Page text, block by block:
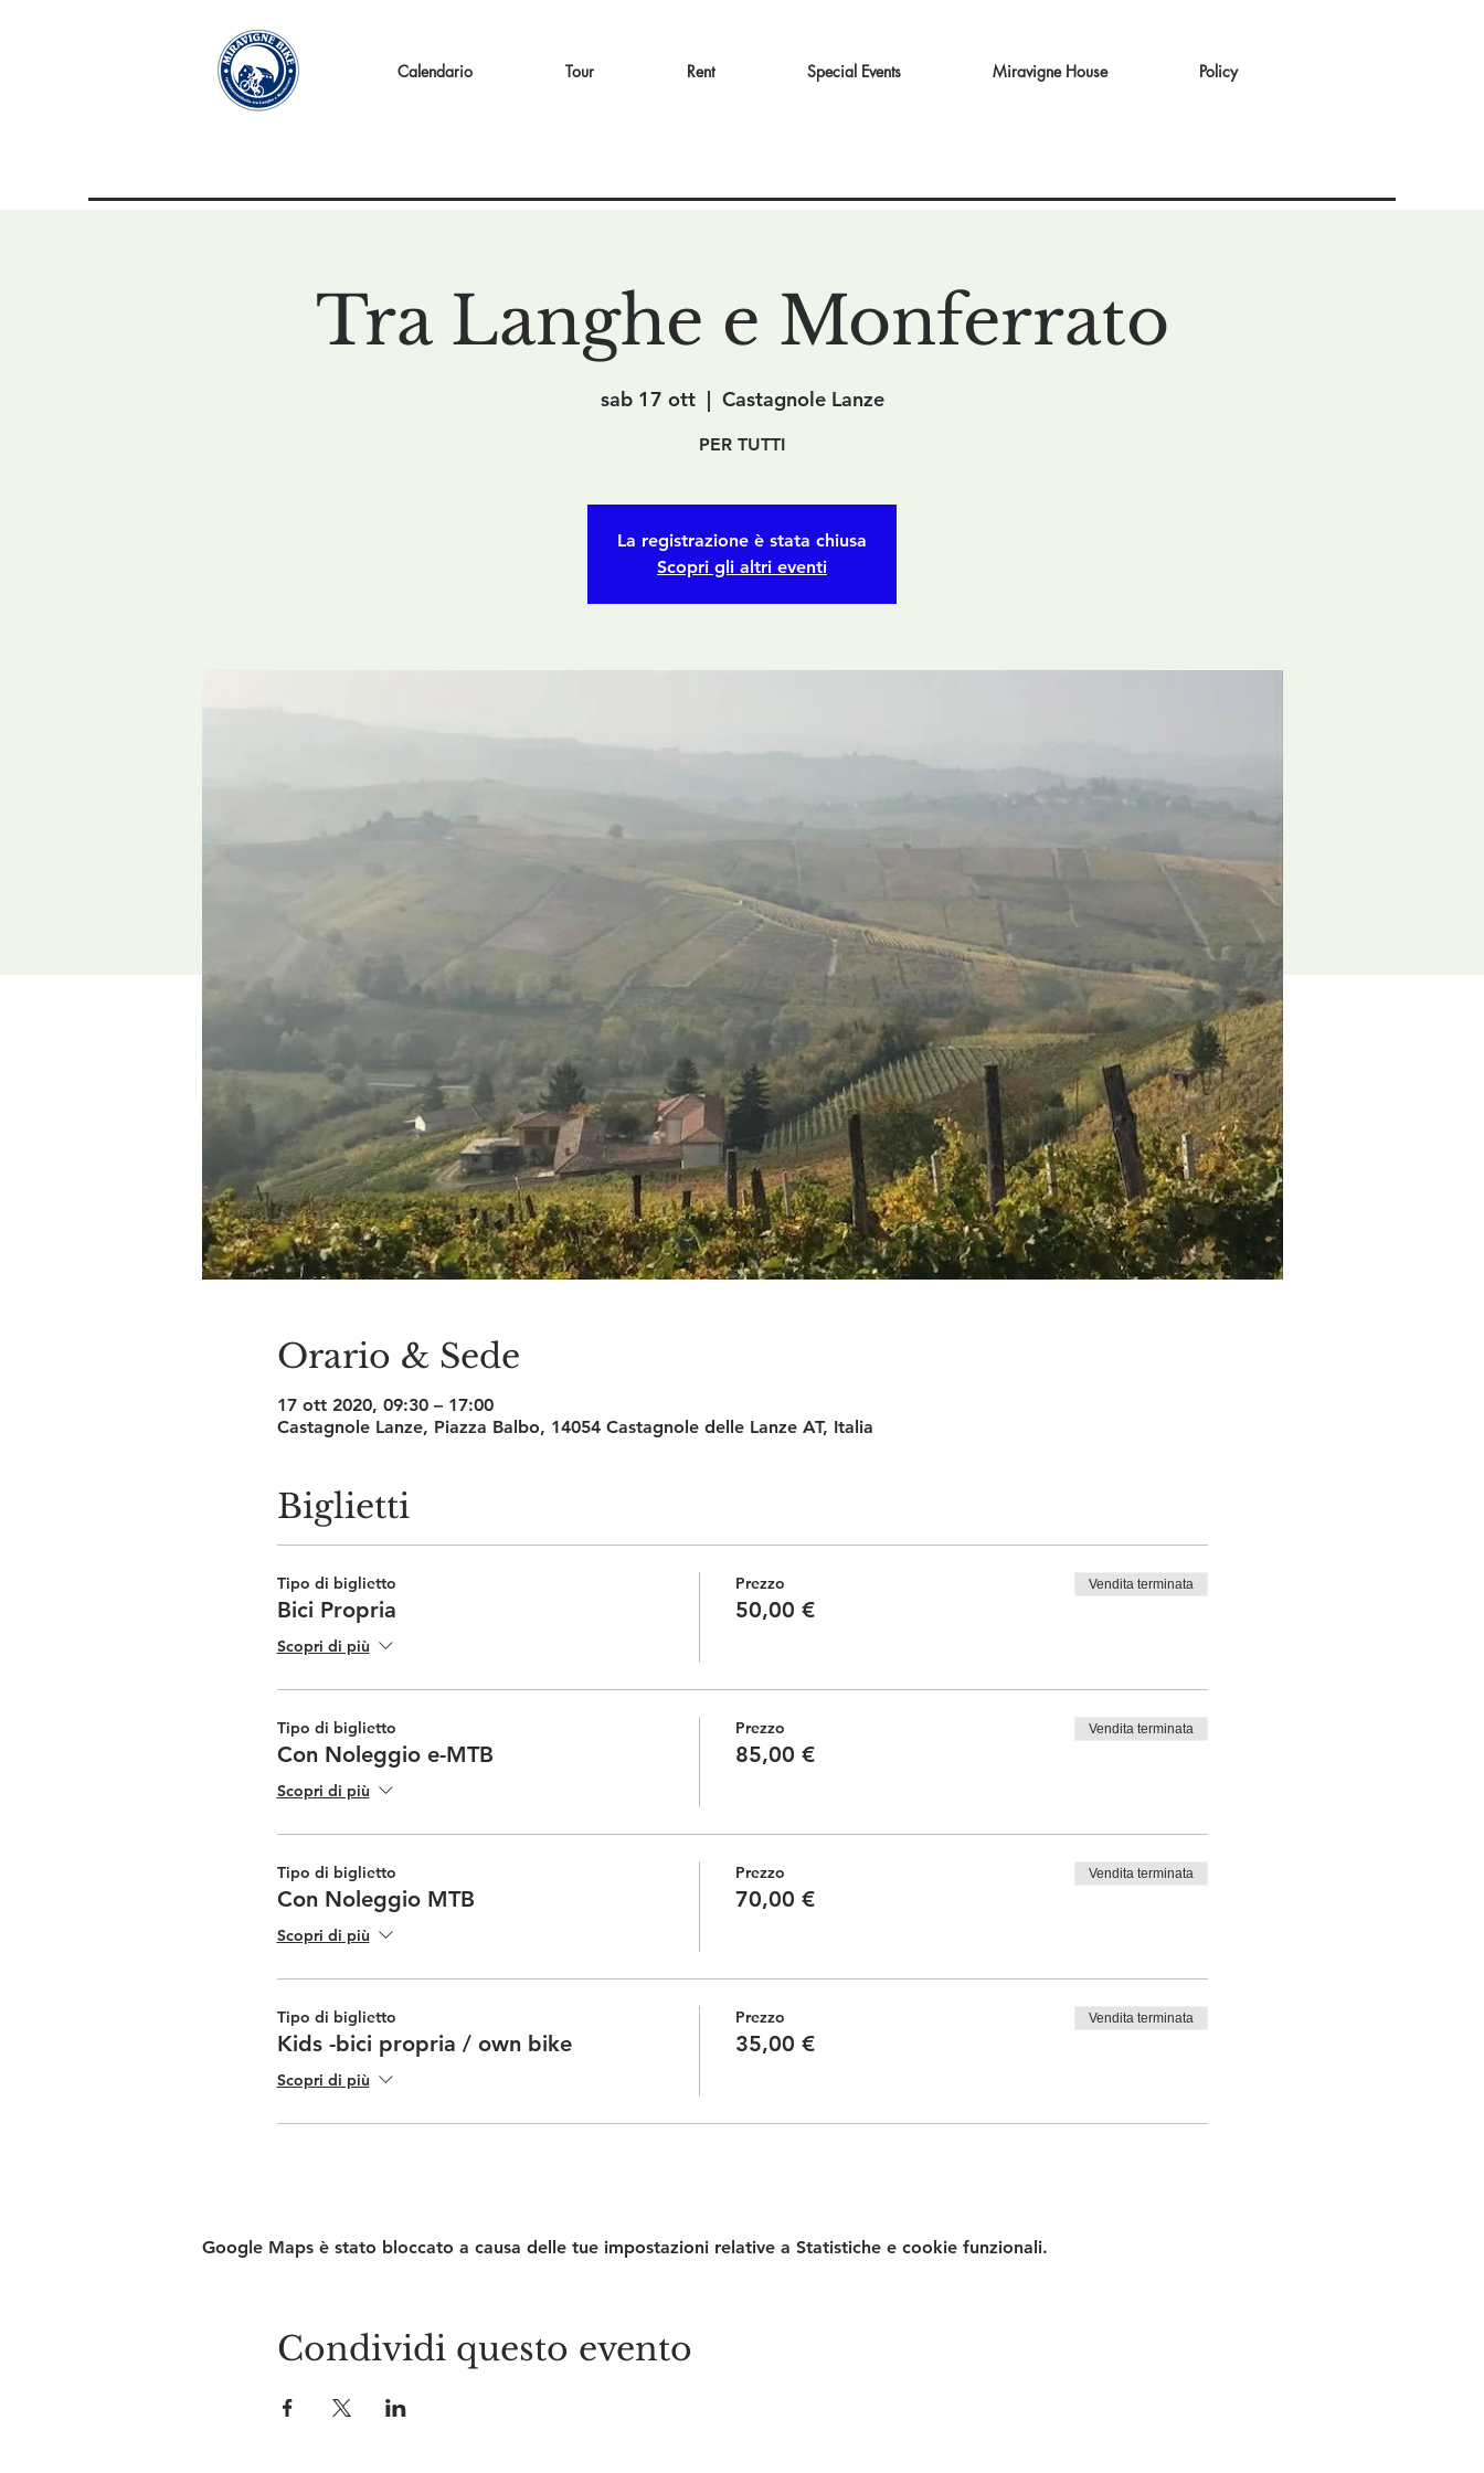
Calendario Tour Rent Special Events Miravigne House Policy
Tra Langhe e Monferrato
sab 17 ott
  |
Castagnole Lanze
PER TUTTI
La registrazione è stata chiusa
Scopri gli altri eventi
Orario & Sede
17 ott 2020, 09:30 – 17:00
Castagnole Lanze, Piazza Balbo, 14054 Castagnole delle Lanze AT, Italia
Biglietti
Tipo di biglietto
Bici Propria
Scopri di più
Prezzo
50,00 €
Vendita terminata
Tipo di biglietto
Con Noleggio e-MTB
Scopri di più
Prezzo
85,00 €
Vendita terminata
Tipo di biglietto
Con Noleggio MTB
Scopri di più
Prezzo
70,00 €
Vendita terminata
Tipo di biglietto
Kids -bici propria / own bike
Scopri di più
Prezzo
35,00 €
Vendita terminata
Google Maps è stato bloccato a causa delle tue impostazioni relative a Statistiche e cookie funzionali.
Condividi questo evento